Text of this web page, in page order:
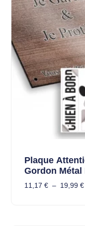
Plaque
Gordon
11,17 € – 19,99 €